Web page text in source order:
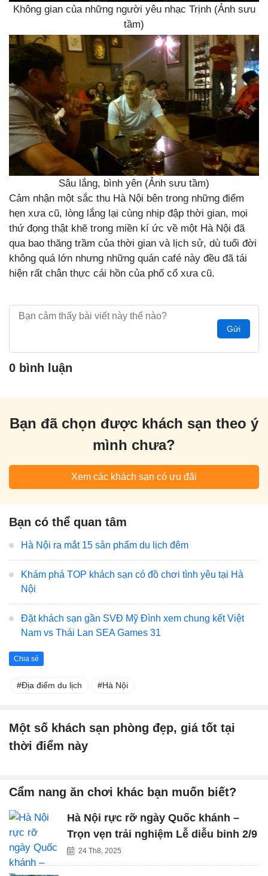
Không gian của những người yêu nhạc Trịnh (Ảnh sưu
tầm)
Sâu lắng, bình yên (Ảnh sưu tầm)
Cảm nhận một sắc thu Hà Nội bên trong những điểm
hẹn xưa cũ, lòng lắng lại cùng nhịp đập thời gian, mọi
thứ đọng thật khẽ trong miền kí ức về một Hà Nội đã
qua bao thăng trầm của thời gian và lịch sử, dù tuổi đời
không quá lớn nhưng những quán café này đều đã tái
hiện rất chân thực cái hồn của phố cổ xưa cũ.
Gửi
0 bình luận
Bạn đã chọn được khách sạn theo ý
mình chưa?
Xem các khách sạn có ưu đãi
Bạn có thể quan tâm
Hà Nội ra mắt 15 sản phẩm du lịch đêm
Khám phá TOP khách sạn có đồ chơi tình yêu tại Hà
Nội
Đặt khách sạn gần SVĐ Mỹ Đình xem chung kết Việt
Nam vs Thái Lan SEA Games 31
Chia sẻ
Địa điểm du lịch Hà Nội
Một số khách sạn phòng đẹp, giá tốt tại
thời điểm này
Cẩm nang ăn chơi khác bạn muốn biết?
Hà Nội rực rỡ ngày Quốc khánh –
Trọn vẹn trải nghiệm Lễ diễu binh 2/9
24 Th8, 2025